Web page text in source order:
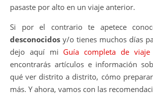
pasaste por alto en un viaje anterior.
Si por el contrario te apetece
desconocidos y/o tienes muchos días
dejo aquí mi Guía completa de
encontrarás artículos e información
qué ver distrito a distrito, cómo
más. Y ahora, vamos con las